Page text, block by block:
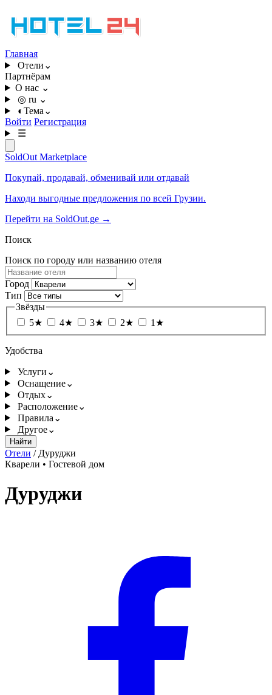
Главная
Отели ⌄
Партнёрам
О нас ⌄
◎ ru ⌄
◐ Тема ⌄
Войти Регистрация
☰
SoldOut Marketplace
Покупай, продавай, обменивай или отдавай
Находи выгодные предложения по всей Грузии.
Перейти на SoldOut.ge →
Поиск
Поиск по городу или названию отеля
Город
Тип
Звёзды
5★
4★ 3★ 2★ 1★
Удобства
Услуги ⌄
Оснащение⌄
Отдых⌄
Расположение⌄
Правила ⌄
Другое⌄
Найти
Отели / Дуруджи
Кварели • Гостевой дом
Дуруджи